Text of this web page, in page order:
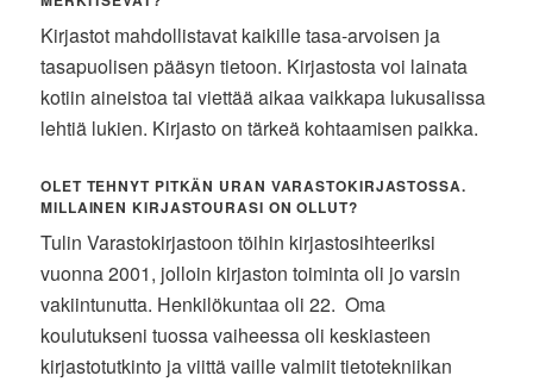
Kirjastot mahdollistavat kaikille tasa-arvoisen ja
tasapuolisen pääsyn tietoon. Kirjastosta voi lainata
kotiin aineistoa tai viettää aikaa vaikkapa lukusalissa
lehtiä lukien. Kirjasto on tärkeä kohtaamisen paikka.
OLET TEHNYT PITKÄN URAN VARASTOKIRJASTOSSA.
MILLAINEN KIRJASTOURASI ON OLLUT?
Tulin Varastokirjastoon töihin kirjastosihteeriksi
vuonna 2001, jolloin kirjaston toiminta oli jo varsin
vakiintunutta. Henkilökuntaa oli 22. Oma
koulutukseni tuossa vaiheessa oli keskiasteen
kirjastotutkinto ja viittä vaille valmiit tietotekniikan